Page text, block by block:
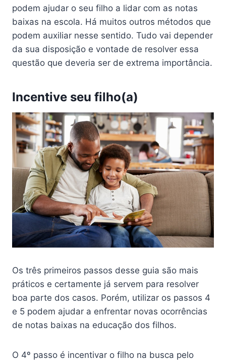
podem ajudar o seu filho a lidar com as notas
baixas na escola. Há muitos outros métodos que
podem auxiliar nesse sentido. Tudo vai depender
da sua disposição e vontade de resolver essa
questão que deveria ser de extrema importância.
Incentive seu filho(a)
Os três primeiros passos desse guia são mais
práticos e certamente já servem para resolver
boa parte dos casos. Porém, utilizar os passos 4
e 5 podem ajudar a enfrentar novas ocorrências
de notas baixas na educação dos filhos.
O 4º passo é incentivar o filho na busca pelo